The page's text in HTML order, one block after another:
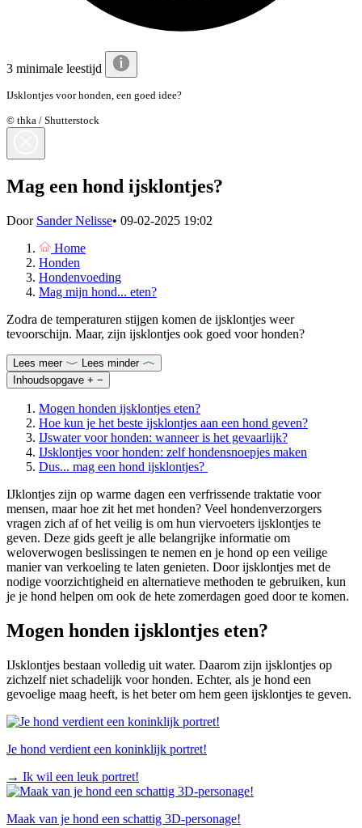
3 minimale leestijd
IJsklontjes voor honden, een goed idee?
© thka / Shutterstock
Mag een hond ijsklontjes?
Door Sander Nelisse• 09-02-2025 19:02
Home
Honden
Hondenvoeding
Mag mijn hond... eten?
Zodra de temperaturen stijgen komen de ijsklontjes weer
tevoorschijn. Maar, zijn ijsklontjes ook goed voor honden?
Lees meer
Lees minder
Inhoudsopgave + −
Mogen honden ijsklontjes eten?
Hoe kun je het beste ijsklontjes aan een hond geven?
IJswater voor honden: wanneer is het gevaarlijk?
IJsklontjes voor honden: zelf hondensnoepjes maken
Dus... mag een hond ijsklontjes?
IJklontjes zijn op warme dagen een verfrissende traktatie voor
mensen, maar hoe zit het met honden? Veel hondenverzorgers
vragen zich af of het veilig is om hun viervoeters ijsklontjes te
geven. Deze gids geeft je alle belangrijke informatie om
weloverwogen beslissingen te nemen en je hond op een veilige
manier van verkoeling te laten genieten. Door ijsklontjes met de
nodige voorzichtigheid en alternatieve methoden te gebruiken, kun
je je hond helpen om ook de hete zomerdagen goed door te komen.
Mogen honden ijsklontjes eten?
IJsklontjes bestaan volledig uit water. Daarom zijn ijsklontjes op
zichzelf niet schadelijk voor honden. Echter, als je hond een
gevoelige maag heeft, is het beter om hem geen ijsklontjes te geven.
Je hond verdient een koninklijk portret!
→ Ik wil een leuk portret!
Maak van je hond een schattig 3D-personage!